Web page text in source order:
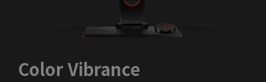
Color Vibrance